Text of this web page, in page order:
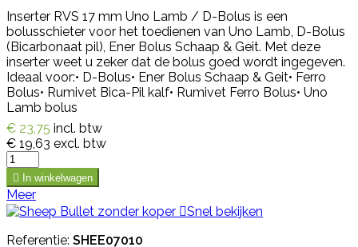
Inserter RVS 17 mm Uno Lamb / D-Bolus is een
bolusschieter voor het toedienen van Uno Lamb, D-Bolus
(Bicarbonaat pil), Ener Bolus Schaap & Geit. Met deze
inserter weet u zeker dat de bolus goed wordt ingegeven.
Ideaal voor:• D-Bolus• Ener Bolus Schaap & Geit• Ferro
Bolus• Rumivet Bica-Pil kalf• Rumivet Ferro Bolus• Uno
Lamb bolus
€ 23,75 incl. btw
€ 19,63 excl. btw
 In winkelwagen
Meer
Snel bekijken
Referentie: SHEE07010